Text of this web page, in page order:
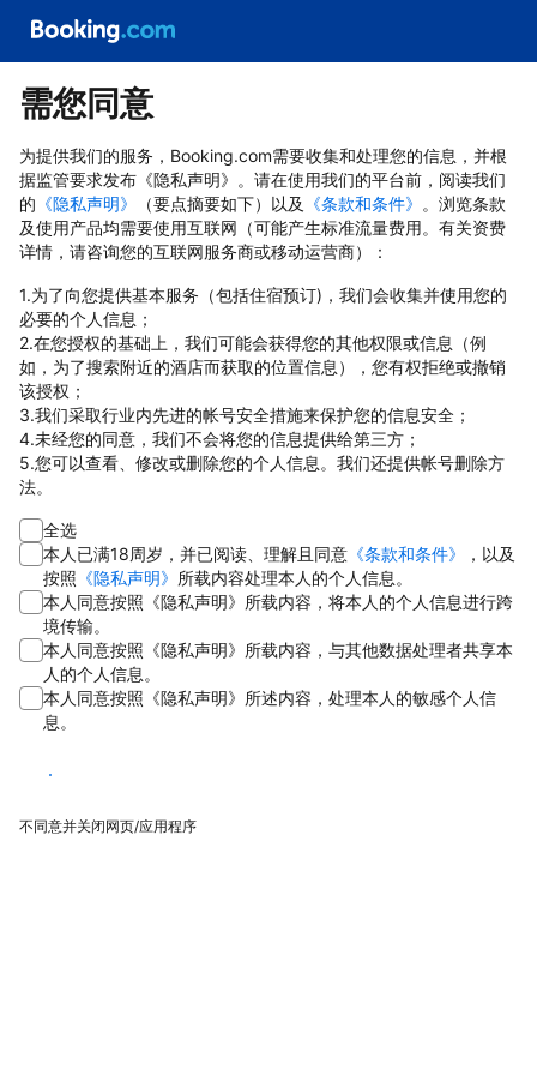
需您同意
为提供我们的服务，Booking.com需要收集和处理您的信息，并根
据监管要求发布《隐私声明》。请在使用我们的平台前，阅读我们
的 《隐私声明》 （要点摘要如下）以及 《条款和条件》 。浏览条款
及使用产品均需要使用互联网（可能产生标准流量费用。有关资费
详情，请咨询您的互联网服务商或移动运营商）：
1.为了向您提供基本服务（包括住宿预订)，我们会收集并使用您的
必要的个人信息；
2.在您授权的基础上，我们可能会获得您的其他权限或信息（例
如，为了搜索附近的酒店而获取的位置信息），您有权拒绝或撤销
该授权；
3.我们采取行业内先进的帐号安全措施来保护您的信息安全；
4.未经您的同意，我们不会将您的信息提供给第三方；
5.您可以查看、修改或删除您的个人信息。我们还提供帐号删除方
法。
全选
本人已满18周岁，并已阅读、理解且同意 《条款和条件》
，以及
按照 《隐私声明》 所载内容处理本人的个人信息。
本人同意按照《隐私声明》所载内容，将本人的个人信息进行跨
境传输。
本人同意按照《隐私声明》所载内容，与其他数据处理者共享本
人的个人信息。
本人同意按照《隐私声明》所述内容，处理本人的敏感个人信
息。
同意
不同意并关闭网页/应用程序